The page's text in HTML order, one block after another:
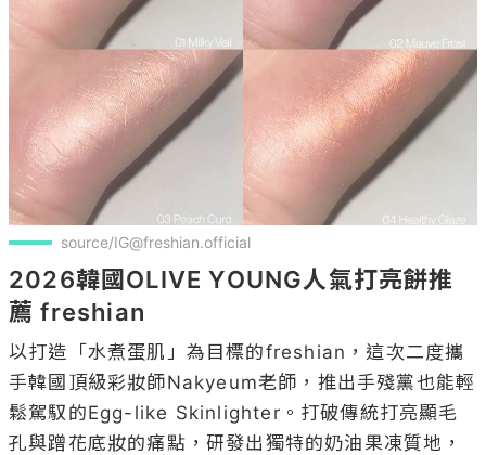
source/IG@freshian.official
2026韓國OLIVE YOUNG人氣打亮餅推
薦 freshian
以打造「水煮蛋肌」為目標的freshian，這次二度攜
手韓國頂級彩妝師Nakyeum老師，推出手殘黨也能輕
鬆駕馭的Egg-like Skinlighter。打破傳統打亮顯毛
孔與蹭花底妝的痛點，研發出獨特的奶油果凍質地，